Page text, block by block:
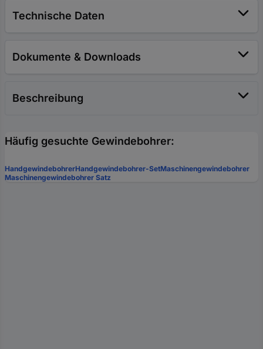
Technische Daten
Dokumente & Downloads
Beschreibung
Häufig gesuchte Gewindebohrer:
HandgewindebohrerHandgewindebohrer-SetMaschinengewindebohrer
Maschinengewindebohrer Satz